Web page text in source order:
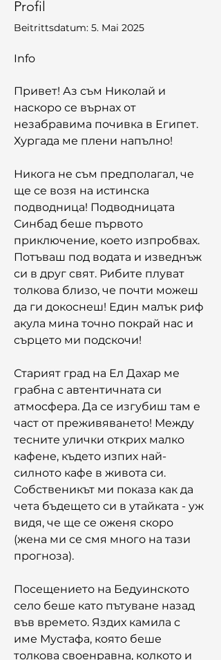
Profil
Beitrittsdatum: 5. Mai 2025
Info
Привет! Аз съм Николай и
наскоро се върнах от
незабравима почивка в Египет.
Хургада ме плени напълно!
Никога не съм предполагал, че
ще се возя на истинска
подводница! Подводницата
Синбад беше първото
приключение, което изпробвах.
Потъваш под водата и изведнъж
си в друг свят. Рибите плуват
толкова близо, че почти можеш
да ги докоснеш! Един малък риф
акула мина точно покрай нас и
сърцето ми подскочи!
Старият град на Ел Дахар ме
грабна с автентичната си
атмосфера. Да се изгубиш там е
част от преживяването! Между
тесните улички открих малко
кафене, където изпих най-
силното кафе в живота си.
Собственикът ми показа как да
чета бъдещето си в утайката - уж
видя, че ще се оженя скоро
(жена ми се смя много на тази
прогноза).
Посещението на Бедуинското
село беше като пътуване назад
във времето. Яздих камила с
име Мустафа, която беше
толкова своенравна, колкото и